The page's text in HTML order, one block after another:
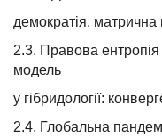
демократія, матрична
2.3. Правова ентропія
модель
у гібридології:
2.4. Глобальна